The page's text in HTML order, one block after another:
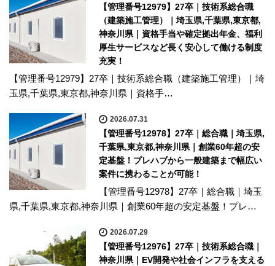
【管理番号12979】27卒｜技術系総合職
（建築施工管理）｜埼玉県,千葉県,東京都,
神奈川県｜資格手当や確定拠出年金、福利
厚生サービスなど長く安心して働ける制度
充実！
【管理番号12979】27卒｜技術系総合職（建築施工管理）｜埼
玉県,千葉県,東京都,神奈川県｜資格手…
2026.07.31
【管理番号12978】27卒｜総合職｜埼玉県,
千葉県,東京都,神奈川県｜創業60年超の安
定基盤！プレハブから一般建築まで幅広い
案件に携わることが可能！
【管理番号12978】27卒｜総合職｜埼玉
県,千葉県,東京都,神奈川県｜創業60年超の安定基盤！プレ…
2026.07.29
【管理番号12976】27卒｜技術系総合職｜
神奈川県｜EV開発や社会インフラを支える